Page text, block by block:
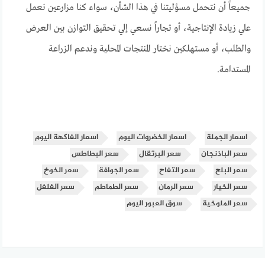
جميعاً أن نتحمل مسؤليتنا في هذا الشأن، سواء كنا مزارعين نعمل
علي زيادة الإنتاجية، أو تجاراً نسعي إلي تحقيق التوازن بين العرض
والطلب، أو مستهلكين نختار المنتجات المحلية وندعم الزراعة
المستدامة.
اسعار الجملة اسعار الخضروات اليوم
اسعار الفاكهة اليوم
سعر الباذنجان
سعر البرتقال
سعر البطاطس
سعر البلح
سعر التفاح سعر الجوافة
سعر الخوخ
سعر الخيار
سعر الرمان سعر الطماطم
سعر الفلفل
سعر الملوخية
سوق العبور اليوم